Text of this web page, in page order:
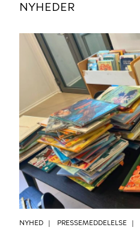
NYHEDER
NYHED PRESSEMEDDELELSE